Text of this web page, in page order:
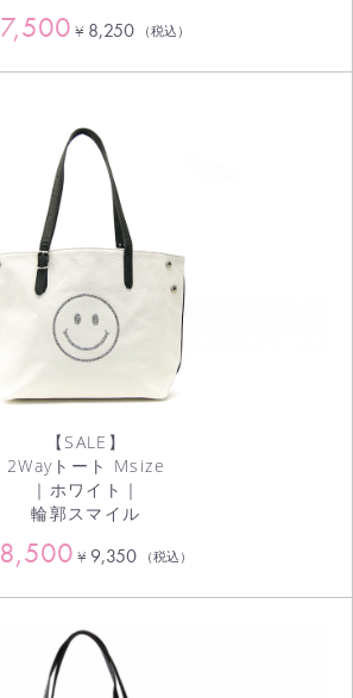
7,500 ¥ 8,250 （税込）
【SALE】
2Wayトート Msize
｜ホワイト｜
輪郭スマイル
8,500 ¥ 9,350 （税込）